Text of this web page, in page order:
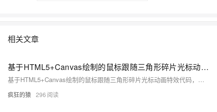
相关文章
基于HTML5+Canvas绘制的鼠标跟随三角形碎片光标动画代码
基于HTML5+Canvas绘制的鼠标跟随三角形碎片光标动画特效代码，很有意思，一团三角形碎片跟随鼠标的移动，不冗长、不笨重，反而有一种很轻盈的感觉，非常不错
疯狂的猿 296